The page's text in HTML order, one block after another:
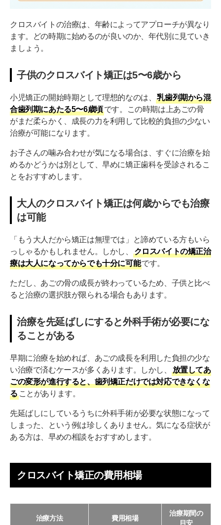
クロスバイトの治療は、年齢によってアプローチが異なり
ます。どの時期に始めるのが良いのか、年代別に見ていき
ましょう。
子供のクロスバイト矯正は5〜6歳から
小児矯正の開始時期として理想的なのは、
乳歯列期から混
合歯列期にあたる5〜6歳頃です。この時期は上あごの骨
がまだ柔らかく、成長の力を利用して比較的負担の少ない
治療が可能になります。
お子さんの噛み合わせが気になる場合は、すぐに治療を始
めるかどうかは別として、早めに矯正歯科を受診されるこ
とをおすすめします。
大人のクロスバイト矯正は何歳からでも治療
は可能
「もう大人だから矯正は無理では」と諦めている方もいら
っしゃるかもしれません。しかし、
クロスバイトの矯正治
療は大人になってからでも十分に可能です。
ただし、あごの骨の成長が終わっているため、子供と比べ
ると治療の選択肢が限られる場合もあります。
治療を先延ばしにすると外科手術が必要にな
ることがある
早期に治療を始めれば、あごの成長を利用した負担の少な
い治療で済むケースが多くあります。しかし、
放置してあ
ごの変形が進行すると、歯列矯正だけでは対応できなくな
る ことがあります。
先延ばしにしているうちに外科手術が必要な状態になって
しまった、という例は珍しくありません。気になる症状が
ある方は、早めの相談をおすすめします。
クロスバイト矯正の費用相場
治療方法 費用相場
治療期間の
目安